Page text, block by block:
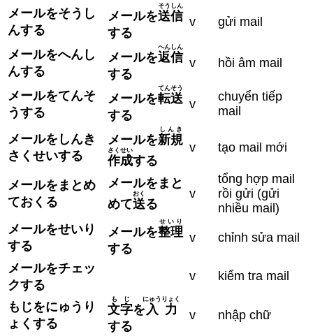
メールをそうし
んする
メールを送信
そうしん
する
v gửi mail
メールをへんし
んする
メールを返信
へんしん
する
v hồi âm mail
メールをてんそ
うする
メールを転送
てんそう
する
v
chuyển tiếp
mail
メールをしんき
さくせいする
メールを新規
しんき
作成
さくせい
する
v tạo mail mới
メールをまとめ
ておくる
メールをまと
めて送
おく
る
v
tổng hợp mail
rồi gửi (gửi
nhiều mail)
メールをせいり
する
メールを整理
せいり
する
v chỉnh sửa mail
メールをチェッ
クする
v kiểm tra mail
もじをにゅうり
ょくする
文字
もじ
を 入力
にゅうりょく
する
v nhập chữ